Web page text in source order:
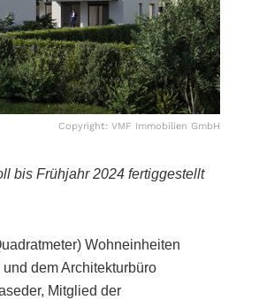
Copyright: VMF Immobilien GmbH
bis Frühjahr 2024 fertiggestellt
Wohneinheiten
dem Architekturbüro
Mitglied der